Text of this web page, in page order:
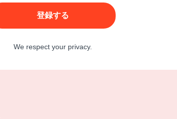
登録する
We respect your privacy.